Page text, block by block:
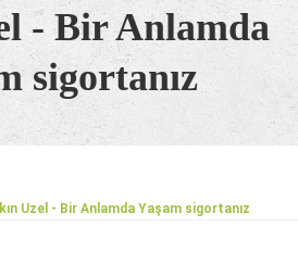
- Bir Anlamda
sigortanız
Uzel - Bir Anlamda Yaşam sigortanız